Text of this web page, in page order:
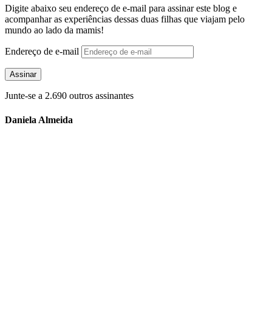
Digite abaixo seu endereço de e-mail para assinar este blog e
acompanhar as experiências dessas duas filhas que viajam pelo
mundo ao lado da mamis!
Endereço de e-mail
Assinar
Junte-se a 2.690 outros assinantes
Daniela Almeida